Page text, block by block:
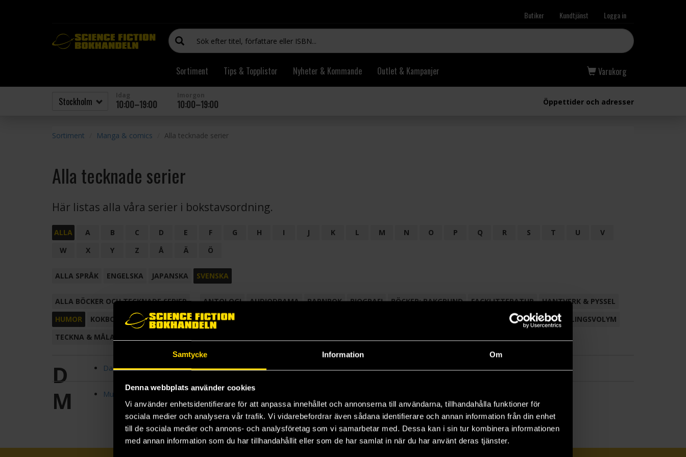
Samtycke Information Om
Denna webbplats använder cookies
Vi använder enhetsidentifierare för att anpassa innehållet och annonserna till användarna, tillhandahålla funktioner för
sociala medier och analysera vår trafik. Vi vidarebefordrar även sådana identifierare och annan information från din enhet
till de sociala medier och annons- och analysföretag som vi samarbetar med. Dessa kan i sin tur kombinera informationen
med annan information som du har tillhandahållit eller som de har samlat in när du har använt deras tjänster.
Butiker Kundtjänst Logga in
Sortiment Tips & Topplistor Nyheter & Kommande Outlet & Kampanjer Varukorg
10:00–19:00 10:00–19:00 Öppettider och adresser
Sortiment Manga & comics Alla tecknade serier
Alla tecknade serier
Här listas alla våra serier i bokstavsordning.
ALLA A B C D E F G H I J K L M N O P Q R S T U
V
W
X Y Z Å Ä Ö
ALLA SPRÅK ENGELSKA JAPANSKA SVENSKA
ALLA BÖCKER OCH TECKNADE SERIER ANTOLOGI AUDIODRAMA BARNBOK BIOGRAFI BÖCKER: BAKGRUND FACKLITTERATUR
HANTVERK & PYSSEL
HUMOR
KOKBOK KONSTBOK KORTROMAN LÄROBOK POESI ROMAN
SAMLINGSVOLYM
TECKNA & MÅLA
D Dagbok för alla mina fans
M Muralgranskaren